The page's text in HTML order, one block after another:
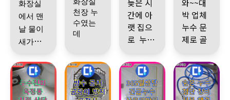
니다
되었답
니다
분 이 훅
검사 하
시더니
봐도 믿
음이 가
계약서
사했는
데
손들이
얼마나
던지....
그런데
꼼꼼하
기까
문에 불
렀는데
우리집
화장실
리 하니
까 해결
됐어요
물새는
경우 많
다셔서
미안했
네요
….
게 잘해
주시고
깔끔하
주세요
추천합
니다
화장실
에서 맨
날 물이
새가지
었는데
기사님
오셔서
고 작업
하는데
엄청 힘
천장 누
수였는
데
수 하수
관 문제
로 시공
하고 싹
빠르고
늦은 시
간에 아
랫 집으
로 누수
있다고
하여 지
인 소개
께서 방
문 하셨
는데 신
와~~대
박 업체
누수 문
제로 골
밥도 먹
지 못하
고 있다
소개 받
은 업체